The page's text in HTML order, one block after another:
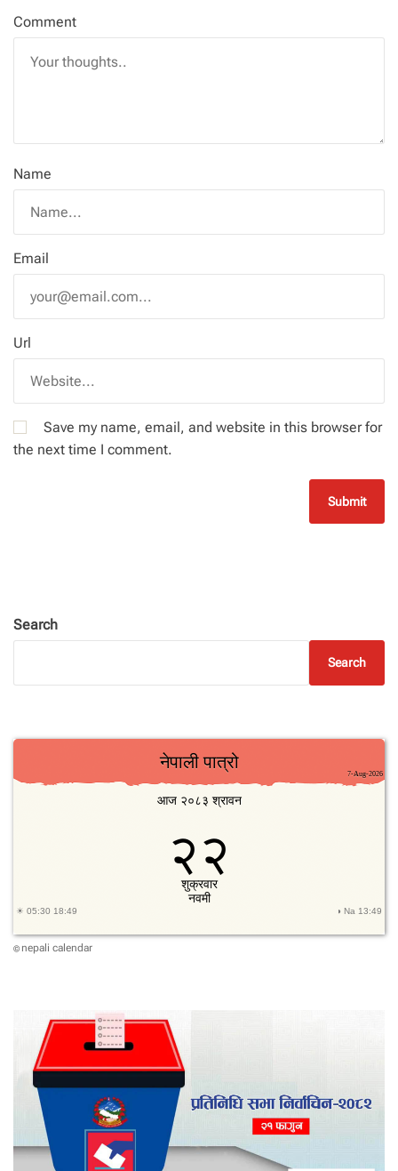
Comment
Name
Email
Url
Save my name, email, and website in this browser for
the next time I comment.
Search
Search
© nepali calendar